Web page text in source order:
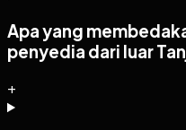
Apa yang
penyedia dari luar
+